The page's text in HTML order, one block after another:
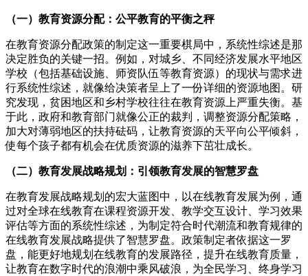
（一）教育资源分配：公平教育的平衡之秤
在教育资源分配政策的制定这一重要棋局中，系统性综述是那
决定胜负的关键一招。例如，对城乡、不同经济发展水平地区
学校（包括基础设施、师资队伍等教育资源）的现状与需求进
行系统性综述，就像给决策者呈上了一份详细的资源地图。研
究发现，贫困地区和乡村学校往往在教育资源上严重失衡。基
于此，政府和教育部门就像公正的裁判，调整资源分配策略，
加大对薄弱地区的扶持砝码，让教育资源的天平向公平倾斜，
使每个孩子都有机会在优质资源的滋养下茁壮成长。
（二）教育发展战略规划：引领教育发展的智慧罗盘
在教育发展战略规划的宏大蓝图中，以在线教育发展为例，通
过对全球在线教育在课程资源开发、教学交互设计、学习效果
评估等方面的系统性综述，为制定符合时代潮流和教育规律的
在线教育发展战略提供了智慧罗盘。政策制定者依据这一罗
盘，能更好地规划在线教育的发展路径，提升在线教育质量，
让教育在数字时代的浪潮中乘风破浪，为全民学习、终身学习